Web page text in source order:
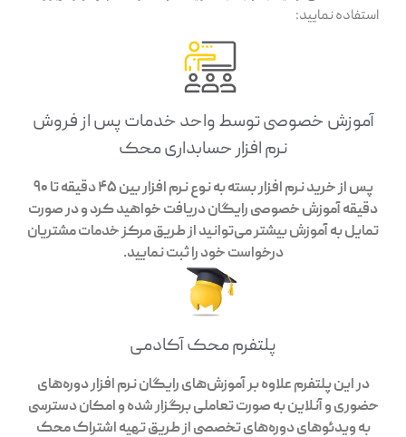
استفاده نمایید:
آموزش خصوصی توسط واحد خدمات پس از فروش
نرم افزار حسابداری محک
پس از خرید نرم افزار بسته به نوع نرم افزار بین 45 دقیقه تا 90
دقیقه آموزش خصوصی رایگان دریافت خواهید کرد و در صورت
تمایل به آموزش بیشتر می‌توانید از طریق مرکز خدمات مشتریان
درخواست خود را ثبت نمایید.
پلتفرم محک آکادمی
در این پلتفرم علاوه بر آموزش‌های رایگان نرم افزار دوره‌های
حضوری و آنلاین به صورت تعاملی برگزار شده و امکان دسترسی
به ویدئوهای دوره‌های تخصصی از طریق تهیه اشتراک محک